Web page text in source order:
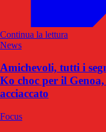
Continua la lettura
News
Amichevoli, tutti i
Ko choc per il
acciaccato
Focus